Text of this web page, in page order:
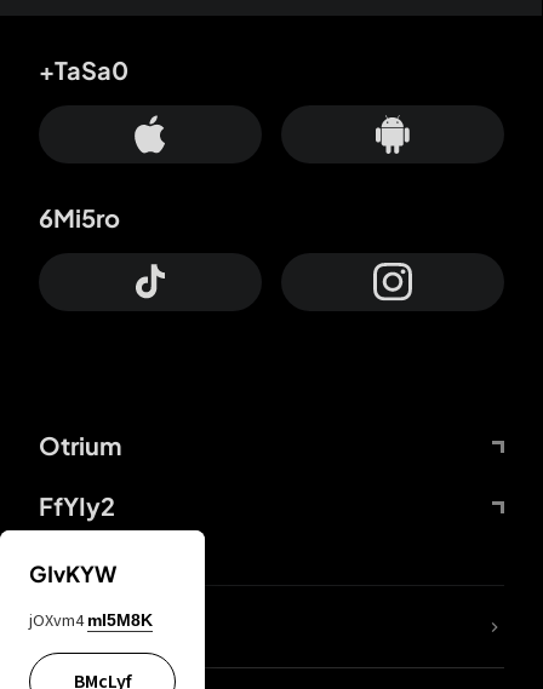
Otrium
FfYIy2
+TaSa0
6Mi5ro
DDcvSo
GIvKYW
jOXvm4 mI5M8K
BMcLyf